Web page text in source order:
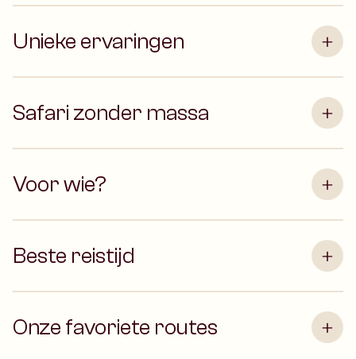
Unieke ervaringen
Safari zonder massa
Voor wie?
Beste reistijd
Onze favoriete routes